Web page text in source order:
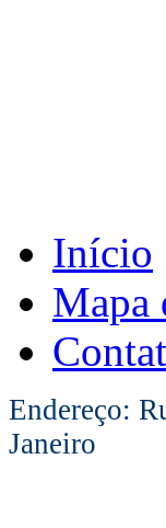
Início
Mapa
Endereço:
Janeiro